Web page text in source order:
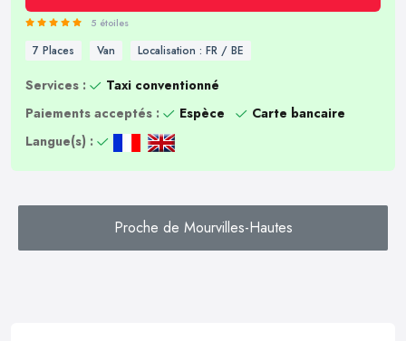
5 étoiles
7 Places Van Localisation : FR / BE
Services :
Taxi conventionné
Paiements acceptés :
Espèce
Carte bancaire
Langue(s) :
Proche de Mourvilles-Hautes